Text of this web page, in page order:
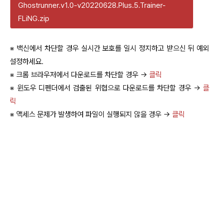
Ghostrunner.v1.0-v20220628.Plus.5.Trainer-
FLiNG.zip
※ 백신에서 차단할 경우 실시간 보호를 일시 정지하고 받으신 뒤 예외
설정하세요.
※ 크롬 브라우저에서 다운로드를 차단할 경우 → 클릭
※ 윈도우 디펜더에서 검출된 위협으로 다운로드를 차단할 경우 → 클
릭
※ 액세스 문제가 발생하여 파일이 실행되지 않을 경우 → 클릭